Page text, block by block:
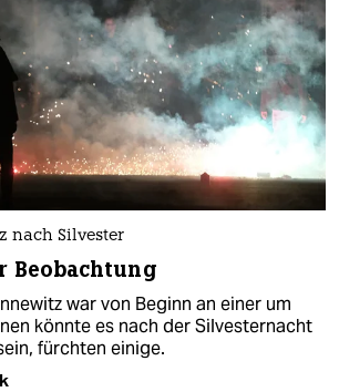
nach Silvester
Beobachtung
war von Beginn an einer um
könnte es nach der Silvesternacht
fürchten einige.